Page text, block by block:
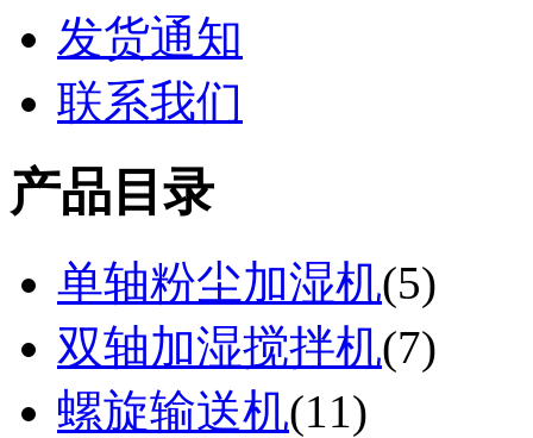
发货通知
联系我们
产品目录
单轴粉尘加湿机(5)
双轴加湿搅拌机(7)
螺旋输送机(11)